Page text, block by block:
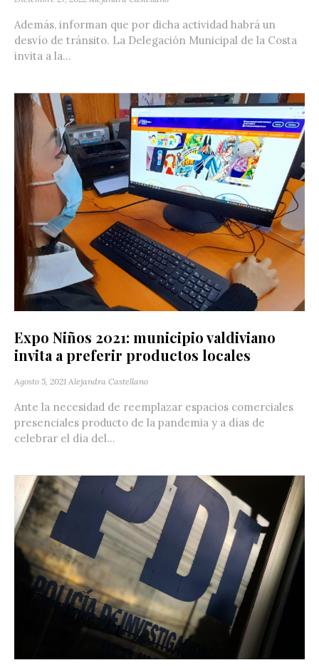
Además, informan que por dicha actividad habrá un
desvío de tránsito. La Delegación Municipal de la Costa
invita a la...
Expo Niños 2021: municipio valdiviano
invita a preferir productos locales
Agosto 5, 2021 Alejandra Castellano
Ante la necesidad de reemplazar espacios comerciales
presenciales producto de la pandemia y a días de
celebrar el día del...